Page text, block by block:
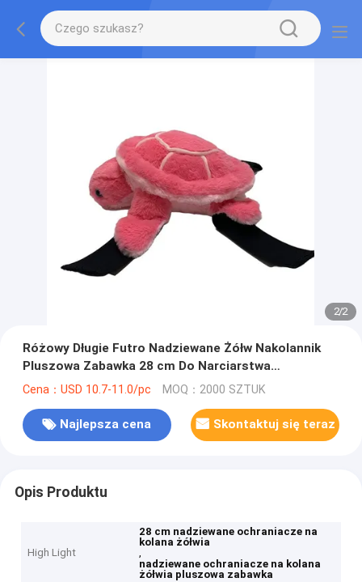
2/2
Różowy Długie Futro Nadziewane Żółw Nakolannik
Pluszowa Zabawka 28 cm Do Narciarstwa
Snowboardowego Deskorolka
Cena：USD 10.7-11.0/pc MOQ：2000 SZTUK
Najlepsza cena Skontaktuj się teraz
Opis Produktu
High Light
28 cm nadziewane ochraniacze na
kolana żółwia
,
nadziewane ochraniacze na kolana
żółwia pluszowa zabawka